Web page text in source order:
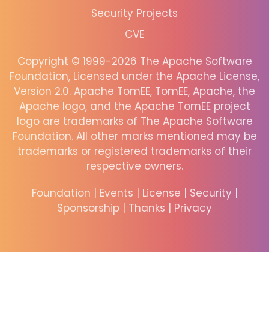
Security Projects
CVE
Copyright © 1999-2026 The Apache Software
Foundation, Licensed under the Apache License,
Version 2.0. Apache TomEE, TomEE, Apache, the
Apache logo, and the Apache TomEE project
logo are trademarks of The Apache Software
Foundation. All other marks mentioned may be
trademarks or registered trademarks of their
respective owners.
Foundation | Events | License | Security |
Sponsorship | Thanks | Privacy